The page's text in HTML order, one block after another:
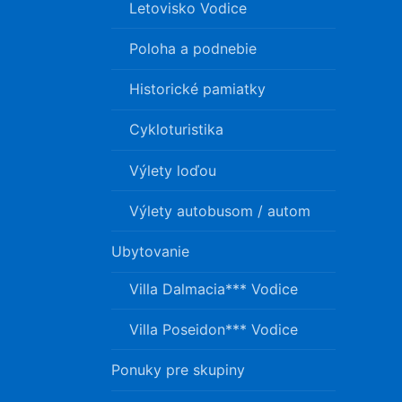
Letovisko Vodice
Poloha a podnebie
Historické pamiatky
Cykloturistika
Výlety loďou
Výlety autobusom / autom
Ubytovanie
Villa Dalmacia*** Vodice
Villa Poseidon*** Vodice
Ponuky pre skupiny